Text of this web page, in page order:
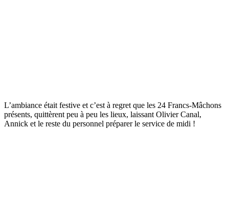
L’ambiance était festive et c’est à regret que les 24 Francs-Mâchons
présents, quittèrent peu à peu les lieux, laissant Olivier Canal,
Annick et le reste du personnel préparer le service de midi !